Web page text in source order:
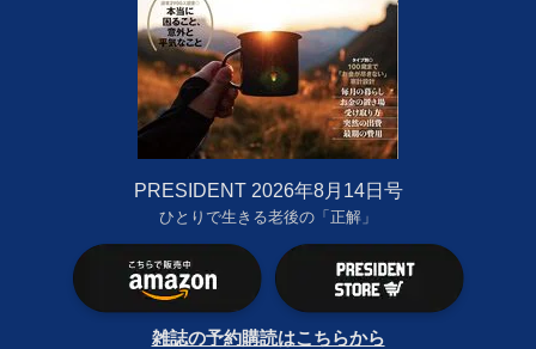
PRESIDENT 2026年8月14日号
ひとりで生きる老後の「正解」
雑誌の予約購読はこちらから